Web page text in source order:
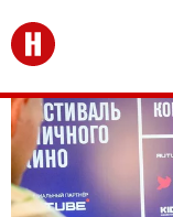
Перейти на главную